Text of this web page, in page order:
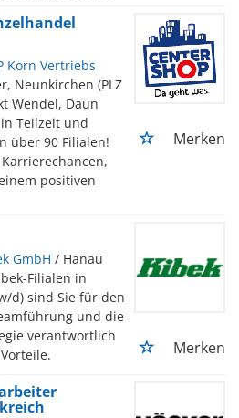
Korn Vertriebs
Neunkirchen (PLZ
Wendel, Daun
Teilzeit und
über 90 Filialen!
positiven
Merken
GmbH / Hanau
Filialen in
d) sind Sie für den
und die
verantwortlich
Merken